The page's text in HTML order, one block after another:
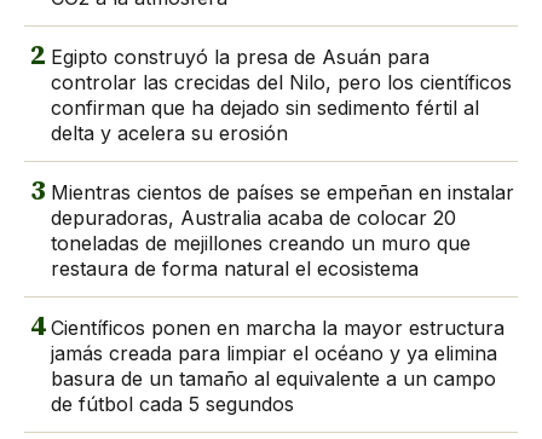
2 Egipto construyó la presa de Asuán para
controlar las crecidas del Nilo, pero los científicos
confirman que ha dejado sin sedimento fértil al
delta y acelera su erosión
3 Mientras cientos de países se empeñan en instalar
depuradoras, Australia acaba de colocar 20
toneladas de mejillones creando un muro que
restaura de forma natural el ecosistema
4 Científicos ponen en marcha la mayor estructura
jamás creada para limpiar el océano y ya elimina
basura de un tamaño al equivalente a un campo
de fútbol cada 5 segundos